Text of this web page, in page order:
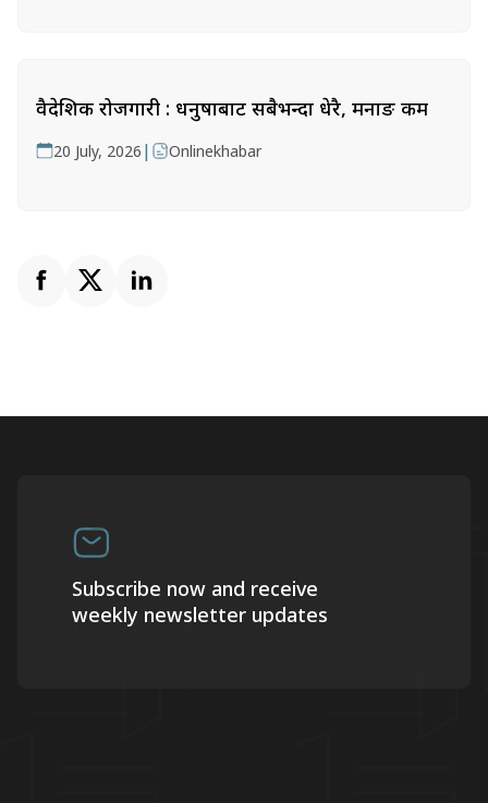
वैदेशिक रोजगारी : धनुषाबाट सबैभन्दा धेरै, मनाङ कम
20 July, 2026 | Onlinekhabar
Subscribe now and receive
weekly newsletter updates